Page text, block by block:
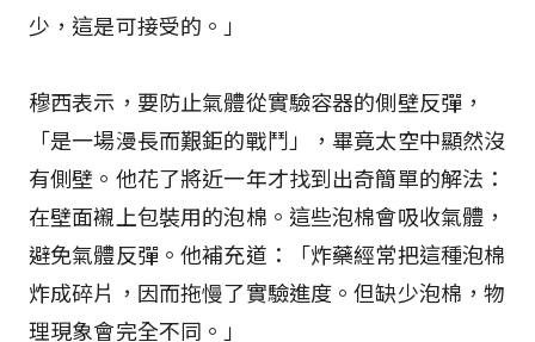
少，這是可接受的。」
穆西表示，要防止氣體從實驗容器的側壁反彈，
「是一場漫長而艱鉅的戰鬥」，畢竟太空中顯然沒
有側壁。他花了將近一年才找到出奇簡單的解法：
在壁面襯上包裝用的泡棉。這些泡棉會吸收氣體，
避免氣體反彈。他補充道：「炸藥經常把這種泡棉
炸成碎片，因而拖慢了實驗進度。但缺少泡棉，物
理現象會完全不同。」